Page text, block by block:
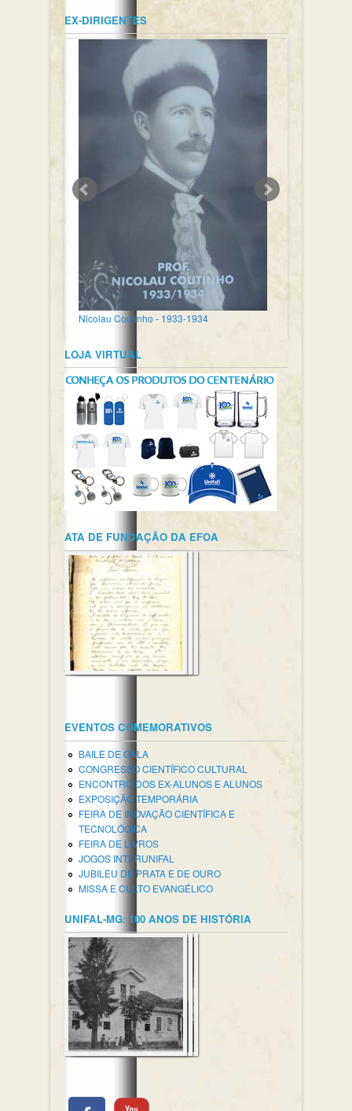
EX-DIRIGENTES
Nicolau Coutinho - 1933-1934
LOJA VIRTUAL
ATA DE FUNDAÇÃO DA EFOA
EVENTOS COMEMORATIVOS
BAILE DE GALA
CONGRESSO CIENTÍFICO CULTURAL
ENCONTRO DOS EX-ALUNOS E ALUNOS
EXPOSIÇÃO TEMPORÁRIA
FEIRA DE INOVAÇÃO CIENTÍFICA E
TECNOLÓGICA
FEIRA DE LIVROS
JOGOS INTERUNIFAL
JUBILEU DE PRATA E DE OURO
MISSA E CULTO EVANGÉLICO
UNIFAL-MG: 100 ANOS DE HISTÓRIA